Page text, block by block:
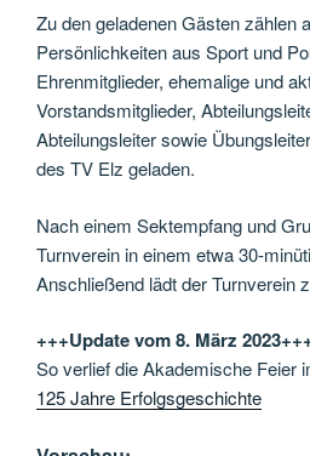
Zu den geladenen Gästen zählen
Persönlichkeiten aus Sport und
Ehrenmitglieder, ehemalige und
Vorstandsmitglieder,
Abteilungsleiter sowie
des TV Elz geladen.
Nach einem Sektempfang und
Turnverein in einem etwa 30-
Anschließend lädt der Turnverein
+++Update vom 8. März
So verlief die Akademische Feier
125 Jahre Erfolgsgeschichte